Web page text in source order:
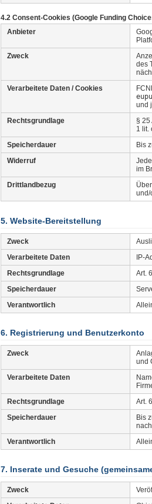
4.2 Consent-Cookies (Google Funding
Anbieter
Zweck
des
Verarbeitete Daten / Cookies
und
Rechtsgrundlage
§ 25
1 lit.
Speicherdauer
Bis
Widerruf
im
Drittlandbezug
und/
5. Website-Bereitstellung
Zweck
Verarbeitete Daten
IP-
Rechtsgrundlage
Art.
Speicherdauer
Verantwortlich
6. Registrierung und Benutzerkonto
Zweck
und
Verarbeitete Daten
Rechtsgrundlage
Art.
Speicherdauer
Bis
Verantwortlich
7. Inserate und Gesuche
Zweck